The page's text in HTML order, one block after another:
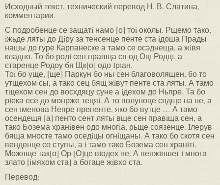
Исходный текст, технический перевод Н. В. Слатина,
комментарии.
С подробенце се защатi намо [о] тоi околы. Рщемо тако,
iжьде ляты до Дiру за тенсенце пенте ста iдоша Прады
нашы до гуре Карпанеске а тамо се осэднеща, а жiвя
кладно. То бо родi сен правща ся од Оцi Родцi, а
старенце Родоу бя Щк[о] одо Iрiан.
Тоi бо уще, [ще] Паркун бо ны сен благоволящен, бо то
утщехом сы, а тако сец бящ жiвут пенте ста ляты. А тамо
тщехом сен до восхдяцу суне а iдехом до Ньпре. Та бо
рiека есе до монрже тецяi. А то полуноце сядще на не, а
сен iменова Непре препенте, яко бо вутце … А тамо
осендещя [а] пенто сент ляты вще сен правiща сен, а
тако Бозема хранiвен одо многiа, рьще соязенце. Iлерув
бяща мносте тамо оседiцы огнiщаны. А тако бо скотя сен
венденце со ступы, а i тамо тако Бозема сен хранiтi.
Можяще так[о] Ор [О]це вiодех не. А пенжiяшет i многа
злато [iмяхом ста] а богаце жiвхо ста.
Перевод: